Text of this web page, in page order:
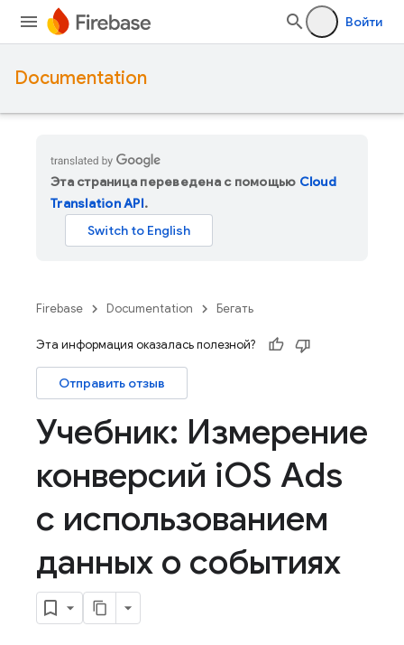
Войти
Documentation
Эта страница переведена с помощью Cloud
Translation API.
Firebase Documentation Бегать
Эта информация оказалась полезной?
Отправить отзыв
Учебник: Измерение
конверсий iOS Ads
с использованием
данных о событиях